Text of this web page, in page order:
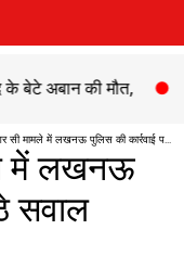
की मौत, ●चेहल्लुम
सी मामले में लखनऊ पुलिस की कार्रवाई प...
में लखनऊ
सवाल